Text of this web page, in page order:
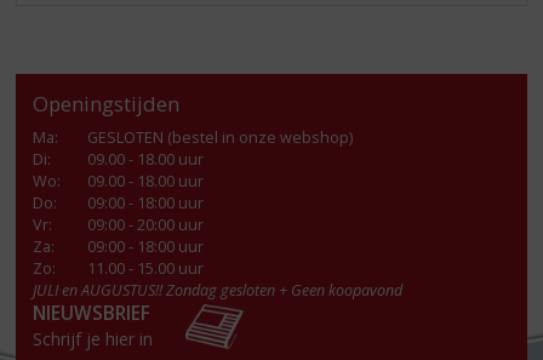
Openingstijden
Ma:
GESLOTEN (bestel in onze webshop)
Di:
09.00 - 18.00 uur
Wo:
09.00 - 18.00 uur
Do:
09:00 - 18:00 uur
Vr:
09:00 - 20:00 uur
Za:
09:00 - 18:00 uur
Zo:
11.00 - 15.00 uur
JULI en AUGUSTUS!! Zondag gesloten + Geen koopavond
NIEUWSBRIEF
Schrijf je hier in